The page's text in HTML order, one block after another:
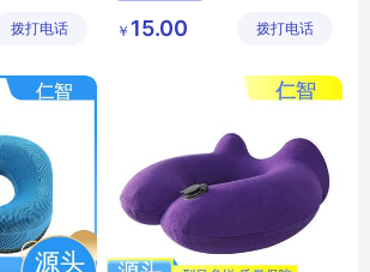
技有限公
拨打电话
充气U型枕生产
技有限公
￥ 15.00 拨打电话